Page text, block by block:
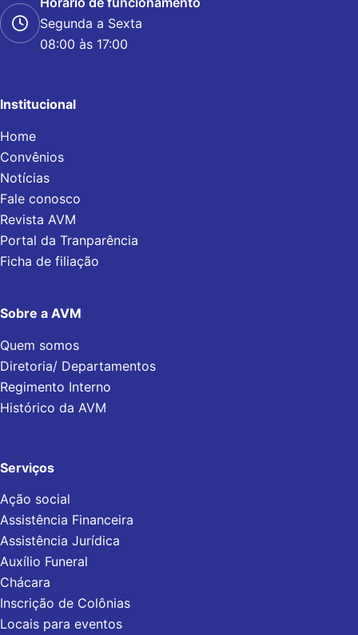
Segunda a Sexta
08:00 às 17:00
Institucional
Home
Convênios
Notícias
Fale conosco
Revista AVM
Portal da Tranparência
Ficha de filiação
Sobre a AVM
Quem somos
Diretoria/ Departamentos
Regimento Interno
Histórico da AVM
Serviços
Ação social
Assistência Financeira
Assistência Jurídica
Auxílio Funeral
Chácara
Inscrição de Colônias
Locais para eventos